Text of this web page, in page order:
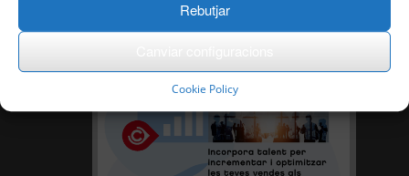
Rebutjar
Cookie Policy